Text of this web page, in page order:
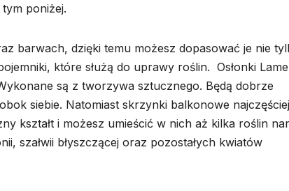
poniżej.
barwach, dzięki temu możesz dopasować je nie
które służą do uprawy roślin. Osłonki
są z tworzywa sztucznego. Będą dobrze
siebie. Natomiast skrzynki balkonowe najczęściej
kształt i możesz umieścić w nich aż kilka roślin
szałwii błyszczącej oraz pozostałych kwiatów
modułowych?
i